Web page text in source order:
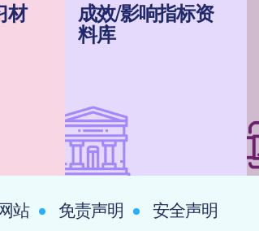
材
成效/影响指标资
料库
站 免责声明 安全声明